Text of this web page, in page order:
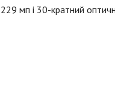
229 мп і 30-кратний